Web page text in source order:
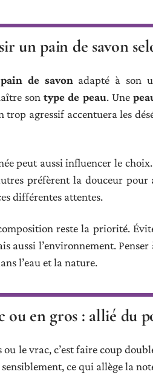
un pain de savon
pain de savon adapté à son
sontype de peau. Une
trop agressif accentuera les
peut aussi influencer le
préfèrent la douceur
différentes attentes.
reste la priorité.
aussi l’environnement.
l’eau et la nature.
ou en gros : allié du
ou le vrac, c’est faire coup
ce qui allège la